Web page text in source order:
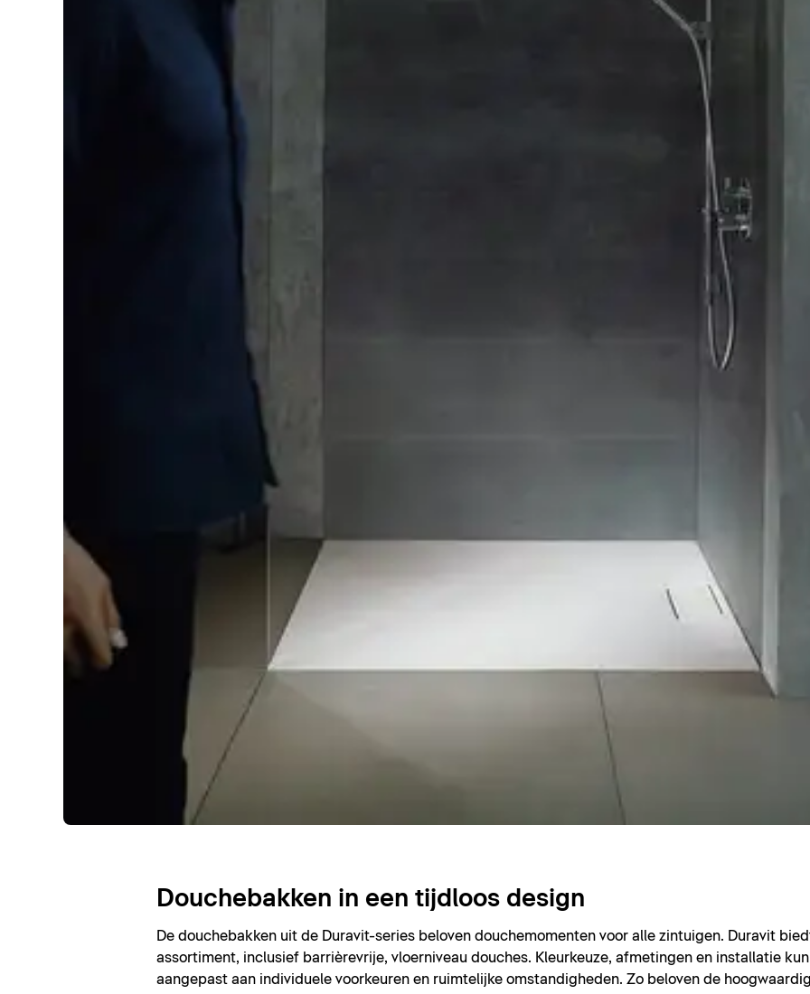
Douchebakken in een tijdloos design
De douchebakken uit de Duravit-series beloven douchemomenten voor alle zintuigen. Duravit
assortiment, inclusief barrièrevrije, vloerniveau douches. Kleurkeuze, afmetingen en installatie
aangepast aan individuele voorkeuren en ruimtelijke omstandigheden. Zo beloven de